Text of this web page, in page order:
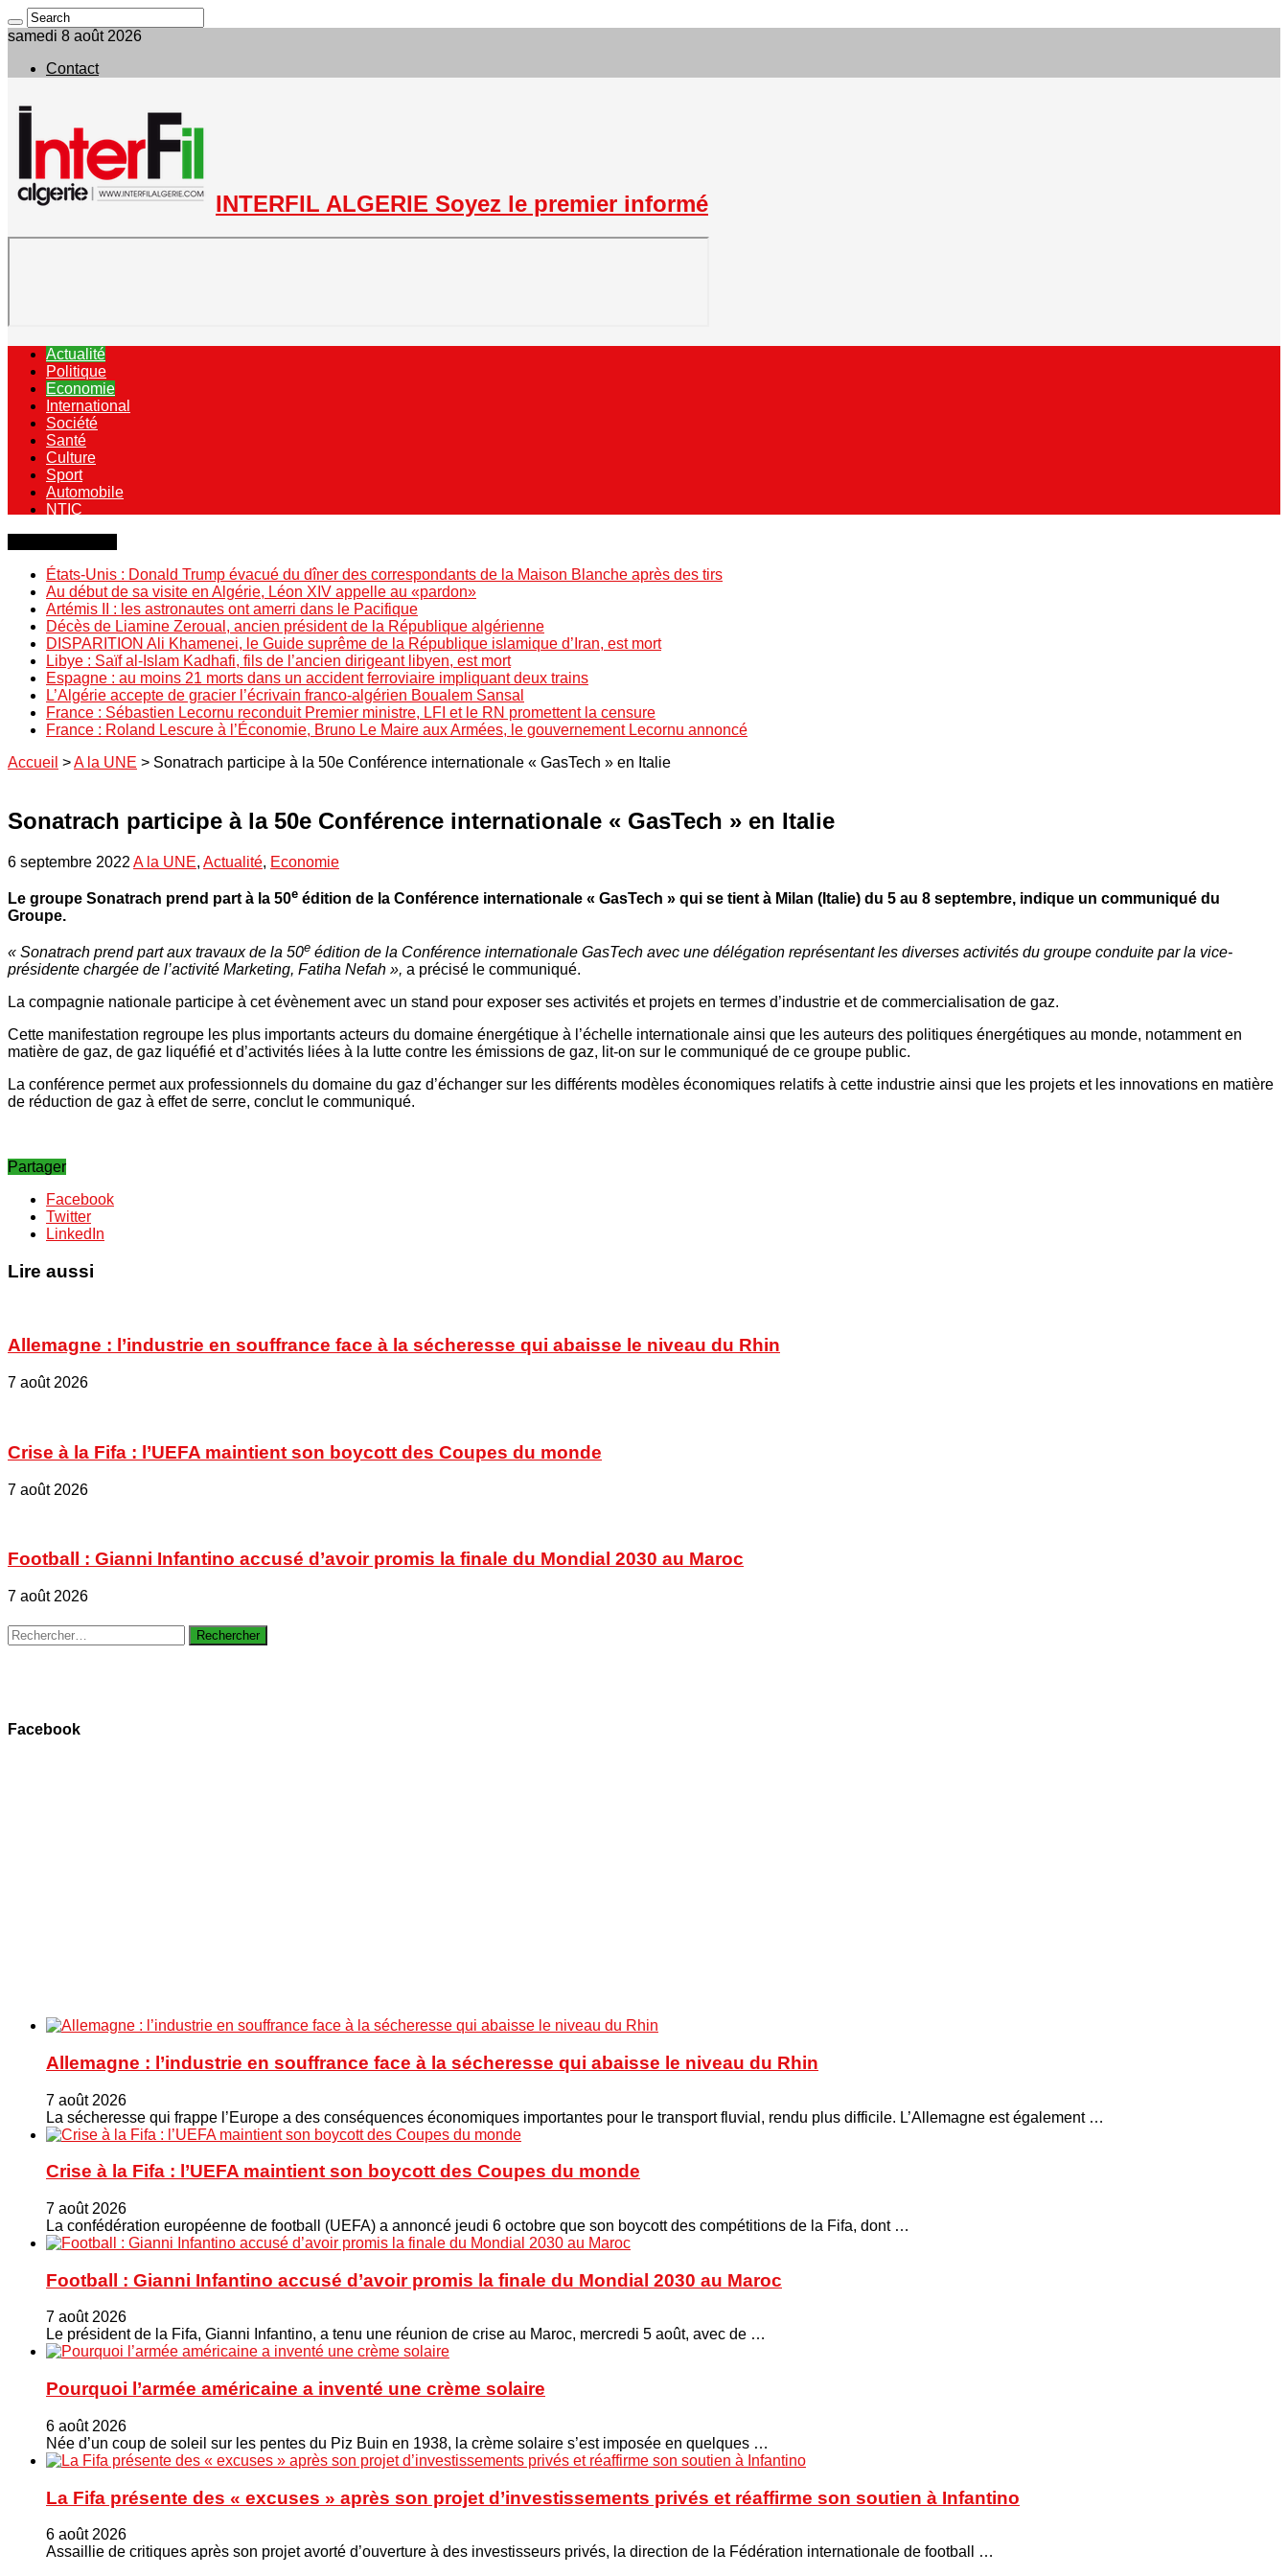
samedi 8 août 2026
Contact
INTERFIL ALGERIE Soyez le premier informé
Actualité
Politique
Economie
International
Société
Santé
Culture
Sport
Automobile
NTIC
États-Unis : Donald Trump évacué du dîner des correspondants de la Maison Blanche après des tirs
Au début de sa visite en Algérie, Léon XIV appelle au «pardon»
Artémis II : les astronautes ont amerri dans le Pacifique
Décès de Liamine Zeroual, ancien président de la République algérienne
DISPARITION Ali Khamenei, le Guide suprême de la République islamique d’Iran, est mort
Libye : Saïf al-Islam Kadhafi, fils de l’ancien dirigeant libyen, est mort
Espagne : au moins 21 morts dans un accident ferroviaire impliquant deux trains
L’Algérie accepte de gracier l’écrivain franco-algérien Boualem Sansal
France : Sébastien Lecornu reconduit Premier ministre, LFI et le RN promettent la censure
France : Roland Lescure à l’Économie, Bruno Le Maire aux Armées, le gouvernement Lecornu annoncé
Accueil >A la UNE > Sonatrach participe à la 50e Conférence internationale « GasTech » en Italie
Sonatrach participe à la 50e Conférence internationale « GasTech » en Italie
6 septembre 2022 A la UNE, Actualité, Economie
Le groupe Sonatrach prend part à la 50e édition de la Conférence internationale « GasTech » qui se tient à Milan (Italie) du 5 au 8 septembre, indique un communiqué du
Groupe.
« Sonatrach prend part aux travaux de la 50e édition de la Conférence internationale GasTech avec une délégation représentant les diverses activités du groupe conduite par la vice-
présidente chargée de l’activité Marketing, Fatiha Nefah », a précisé le communiqué.
La compagnie nationale participe à cet évènement avec un stand pour exposer ses activités et projets en termes d’industrie et de commercialisation de gaz.
Cette manifestation regroupe les plus importants acteurs du domaine énergétique à l’échelle internationale ainsi que les auteurs des politiques énergétiques au monde, notamment en
matière de gaz, de gaz liquéfié et d’activités liées à la lutte contre les émissions de gaz, lit-on sur le communiqué de ce groupe public.
La conférence permet aux professionnels du domaine du gaz d’échanger sur les différents modèles économiques relatifs à cette industrie ainsi que les projets et les innovations en matière
de réduction de gaz à effet de serre, conclut le communiqué.
Partager
Facebook
Twitter
LinkedIn
Lire aussi
Allemagne : l’industrie en souffrance face à la sécheresse qui abaisse le niveau du Rhin
7 août 2026
Crise à la Fifa : l’UEFA maintient son boycott des Coupes du monde
7 août 2026
Football : Gianni Infantino accusé d’avoir promis la finale du Mondial 2030 au Maroc
7 août 2026
Rechercher :
Facebook
Allemagne : l’industrie en souffrance face à la sécheresse qui abaisse le niveau du Rhin
7 août 2026
La sécheresse qui frappe l’Europe a des conséquences économiques importantes pour le transport fluvial, rendu plus difficile. L’Allemagne est également …
Crise à la Fifa : l’UEFA maintient son boycott des Coupes du monde
7 août 2026
La confédération européenne de football (UEFA) a annoncé jeudi 6 octobre que son boycott des compétitions de la Fifa, dont …
Football : Gianni Infantino accusé d’avoir promis la finale du Mondial 2030 au Maroc
7 août 2026
Le président de la Fifa, Gianni Infantino, a tenu une réunion de crise au Maroc, mercredi 5 août, avec de …
Pourquoi l’armée américaine a inventé une crème solaire
6 août 2026
Née d’un coup de soleil sur les pentes du Piz Buin en 1938, la crème solaire s’est imposée en quelques …
La Fifa présente des « excuses » après son projet d’investissements privés et réaffirme son soutien à Infantino
6 août 2026
Assaillie de critiques après son projet avorté d’ouverture à des investisseurs privés, la direction de la Fédération internationale de football …